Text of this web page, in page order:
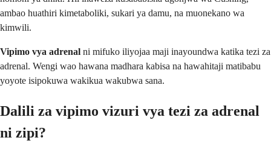
ambao huathiri kimetaboliki, sukari ya damu, na muonekano wa
kimwili.
Vipimo vya adrenal ni mifuko iliyojaa maji inayoundwa katika tezi za
adrenal. Wengi wao hawana madhara kabisa na hawahitaji matibabu
yoyote isipokuwa wakikua wakubwa sana.
Dalili za vipimo vizuri vya tezi za adrenal
ni zipi?